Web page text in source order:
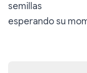
semillas
esperando su